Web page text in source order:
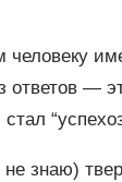
человеку
—
не знаю)